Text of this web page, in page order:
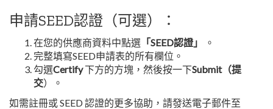
申請SEED認證（可選）：
在您的供應商資料中點選 「SEED認證」
。
完整填寫SEED申請表的所有欄位。
勾選Certify下方的方塊，然後按一下Submit（提
交）。
如需註冊或 SEED 認證的更多協助，請發送電子郵件至